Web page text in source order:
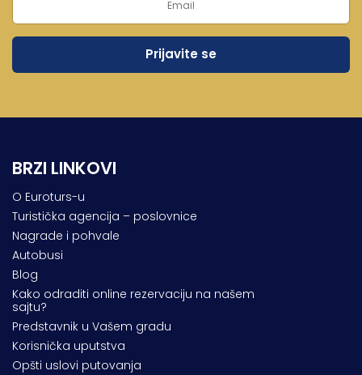
BRZI LINKOVI
O Euroturs-u
Turistička agencija – poslovnice
Nagrade i pohvale
Autobusi
Blog
Kako odraditi online rezervaciju na našem
sajtu?
Predstavnik u Vašem gradu
Korisnička uputstva
Opšti uslovi putovanja
Lukovska Banja
Vrdnik